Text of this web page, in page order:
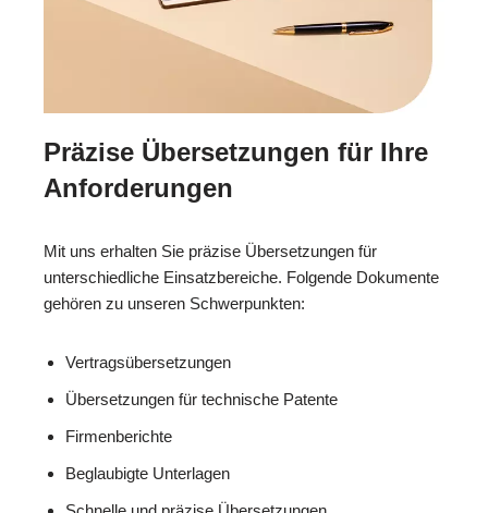
Präzise Übersetzungen für Ihre
Anforderungen
Mit uns erhalten Sie präzise Übersetzungen für
unterschiedliche Einsatzbereiche. Folgende Dokumente
gehören zu unseren Schwerpunkten:
Vertragsübersetzungen
Übersetzungen für technische Patente
Firmenberichte
Beglaubigte Unterlagen